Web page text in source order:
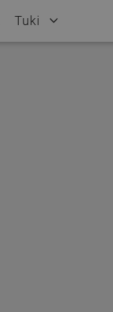
Tuki